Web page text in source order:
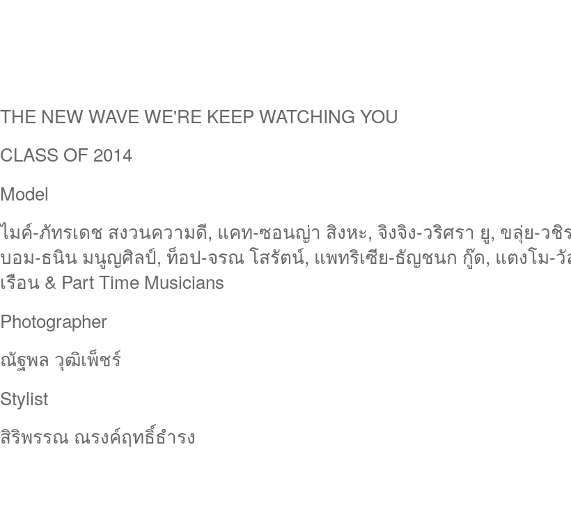
THE NEW WAVE WE'RE KEEP WATCHING YOU
CLASS OF 2014
Model
ไมค์-ภัทรเดช สงวนความดี, แคท-ซอนญ่า สิงหะ, จิงจิง-วริศรา ยู, ขลุ่ย-ว
บอม-ธนิน มนูญศิลป์, ท็อป-จรณ โสรัตน์, แพทริเซีย-ธัญชนก กู๊ด, แตงโม-วั
เรือน & Part Time Musicians
Photographer
ณัฐพล วุฒิเพ็ชร์
Stylist
สิริพรรณ ณรงค์ฤทธิ์ธำรง